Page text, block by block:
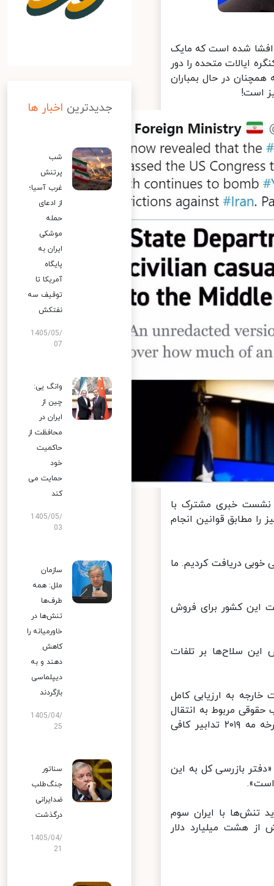
شده است که مایک
ایالات متحده را دور
در حال بمباران
است!
خبری مشترک با
قوانین انجام
دریافت کردیم. ما
این کشور برای فروش
سلاح‌ها بر تلفات
به ارزیابی کامل
مربوط به انتقال
موشک‌های هدایت‌ دقیق مندرج در اعلامیه وضع اضطراری وزیر خارجه مورخه مه ۲۰۱۹ تدابیر کافی
بازرسی کل به این
تنش‌ها با ایران سوم
هشت میلیارد دلار
جدیدترین اخبار ها
شب
پرتنش
غرب آسیا؛
از ادعای
حمله
موشکی
ایران به
پایگاه
آمریکا تا
توقیف سه
نفتکش
1405/05/
07
وانگ یی:
چین از
ایران در
محافظت از
حاکمیت
خود
حمایت می
کند
1405/05/
03
سازمان
ملل: همه
طرف‌ها
تنش‌ها در
خاورمیانه را
کاهش
دهند و به
دیپلماسی
بازگردند
1405/04/
25
سناتور
جنگ‌طلب
ضدایرانی
درگذشت
1405/04/